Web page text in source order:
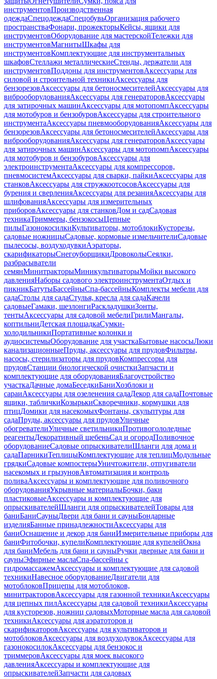
инструментовПроизводственная
одеждаСпецодеждаСпецобувьОрганизация рабочего
пространстваФонари, прожекторыКейсы, ящики для
инструментовОборудование для мастерскойТележки для
инструментовМагнитыШкафы для
инструментовКомплектующие для инструментальных
шкафовСтеллажи металлическиеСтенды, держатели для
инструментовПоддоны для инструментовАксессуары для
силовой и строительной техникиАксессуары для
бензорезовАксессуары для бетоносмесителейАксессуары для
виброоборудованияАксессуары для генераторовАксессуары
для затирочных машинАксессуары для мотопомпАксессуары
для мотобуров и бензобуровАксессуары для строительного
инструментаАксессуары пневмооборудованияАксессуары для
бензорезовАксессуары для бетоносмесителейАксессуары для
виброоборудованияАксессуары для генераторовАксессуары
для затирочных машинАксессуары для мотопомпАксессуары
для мотобуров и бензобуровАксессуары для
электроинструментаАксессуары для компрессоров,
пневмосистемАксессуары для сварки, пайкиАксессуары для
станковАксессуары для стружкоотсосовАксессуары для
бурения и сверленияАксессуары для резанияАксессуары для
шлифованияАксессуары для измерительных
приборовАксессуары для станковДом и садСадовая
техникаТриммеры, бензокосыЦепные
пилыГазонокосилкиКультиваторы, мотоблокиКусторезы,
садовые ножницыСадовые, кормовые измельчителиСадовые
пылесосы, воздуходувкиАэраторы,
скарификаторыСнегоуборщикиДровоколыСеялки,
разбрасыватели
семянМинитракторыМиникультиваторыМойки высокого
давленияНаборы садового электроинструментаОтдых и
пикникБатутыБассейныСпа-бассейныКомплекты мебели для
садаСтолы для садаСтулья, кресла для садаКачели
садовыеГамаки, шезлонгиРаскладушкиЗонты,
тентыАксессуары для садовой мебелиГрилиМангалы,
коптильниДетская площадкаСумки-
холодильникиПортативные колонки и
аудиосистемыОборудование для участкаБытовые насосыЛюки
канализационныеПруды, аксессуары для прудовФильтры,
насосы, стерилизаторы для прудовКомпрессоры для
прудовСтанции биологической очисткиЗапчасти и
комплектующие для оборудованияБлагоустройство
участкаДачные домаБеседкиБаниХозблоки и
сараиАксессуары для озеленения садаДекор для садаПочтовые
ящики, табличкиКозырькиСкворечники, кормушки для
птицДомики для насекомыхФонтаны, скульптуры для
садаПруды, аксессуары для прудовУличные
обогревателиУличные светильникиПротивогололедные
реагентыДекоративный щебеньСад и огородПоливочное
оборудованиеСадовые опрыскивателиШланги для дома и
садаПарникиТеплицыКомплектующие для теплицМодульные
грядкиСадовые компостерыУничтожители, отпугиватели
насекомых и грызуновАвтоматизация и контроль
поливаАксессуары и комплектующие для поливочного
оборудованияУкрывные материалыБочки, баки
пластиковыеАксессуары и комплектующие для
опрыскивателейШланги для опрыскивателейТовары для
баниБаниСауныДвери для бани и сауныБондарные
изделияБанные принадлежностиАксессуары для
баниОснащение и декор для баниИзмерительные приборы для
баниФитобочки, купелиКомплектующие для купелейОкна
для баниМебель для бани и сауныРучки дверные для бани и
сауныЭфирные маслаСпа-бассейны с
гидромассажемАксессуары и комплектующие для садовой
техникиНавесное оборудованиеДвигатели для
мотоблоковПрицепы для мотоблоков,
минитракторовАксессуары для газонной техникиАксессуары
для цепных пилАксессуары для садовой техникиАксессуары
для кусторезов, ножниц садовыхМоторные масла для садовой
техникиАксессуары для аэратоторов и
скарификаторовАксессуары для культиваторов и
мотоблоковАксессуары для воздуходувокАксессуары для
газонокосилокАксессуары для бензокос и
триммеровАксессуары для моек высокого
давленияАксессуары и комплектующие для
опрыскивателейЗапчасти для садовых